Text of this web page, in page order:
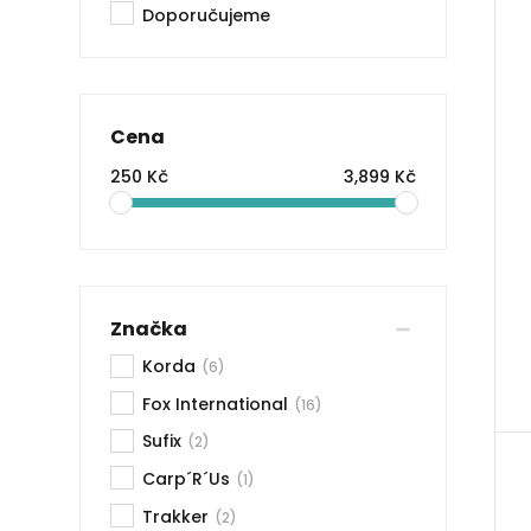
Doporučujeme
Cena
250 Kč 3,899 Kč
Značka
Korda (6)
Fox International (16)
Sufix (2)
Carp´R´Us (1)
Trakker (2)